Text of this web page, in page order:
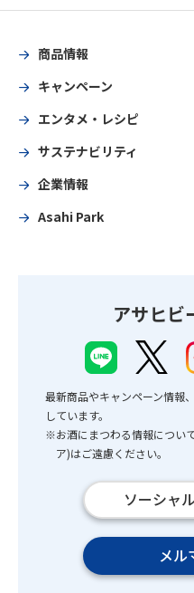
商品情報
キャンペーン
エンタメ・レシピ
サステナビリティ
企業情報
Asahi Park
アサヒビ
最新商品やキャンペーン情報
しています。
※お酒にまつわる情報につい
ア)はご遠慮ください。
ソーシャ
メル